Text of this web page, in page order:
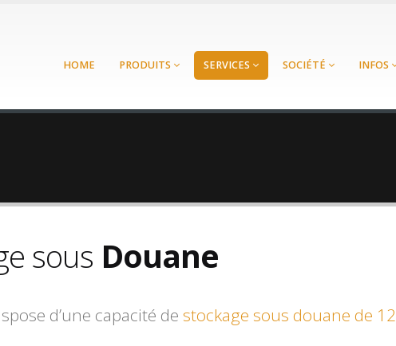
HOME PRODUITS SERVICES SOCIÉTÉ INFOS
sous Douane
d’une capacité de stockage sous douane de